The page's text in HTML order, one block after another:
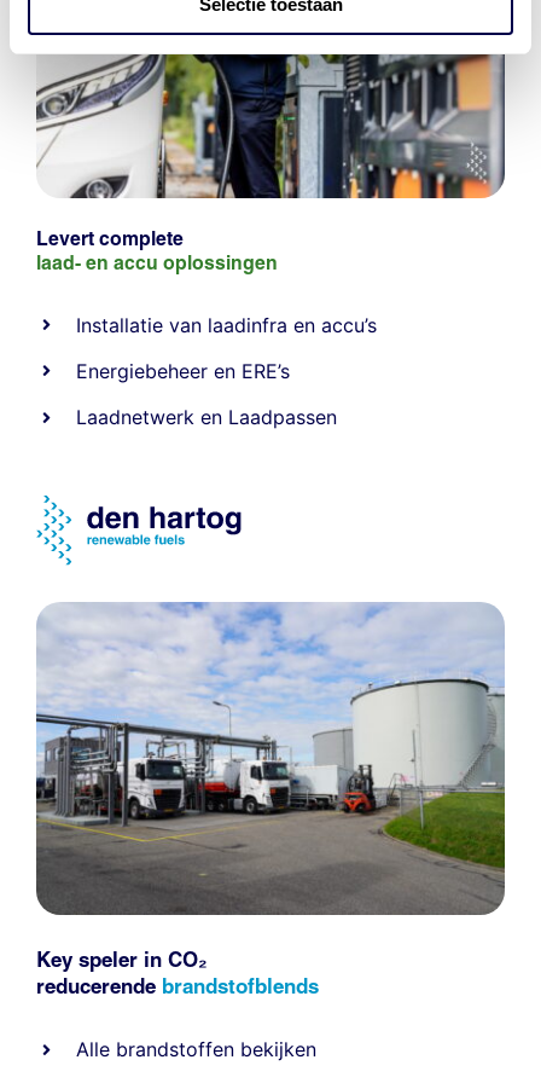
Levert complete
laad- en accu oplossingen
Installatie van laadinfra en accu’s
Energiebeheer en ERE’s
Laadnetwerk en Laadpassen
Key speler in CO₂
reducerende brandstofblends
Alle brandstoffen bekijken